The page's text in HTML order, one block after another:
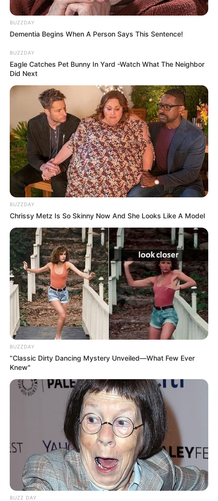
BUZZDAY
Dementia Begins When A Person Says This Sentence!
BUZZDAY
Eagle Catches Pet Bunny In Yard -Watch What The Neighbor
Did Next
BUZZDAY
Chrissy Metz Is So Skinny Now And She Looks Like A Model
BUZZDAY
“Classic Dirty Dancing Mystery Unveiled—What Few Ever
Knew"
BUZZ DAY